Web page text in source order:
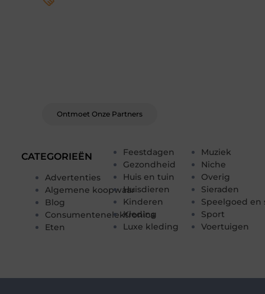
CATEGORIEËN
Advertenties
Algemene koopwaar
Blog
Consumentenelektronica
Eten
Feestdagen
Gezondheid
Huis en tuin
Huisdieren
Kinderen
Kleding
Luxe kleding
Muziek
Niche
Overig
Sieraden
Speelgoed en
Sport
Voertuigen
Ontmoet Onze Partners